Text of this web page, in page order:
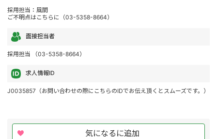
採用担当：風間
ご不明点はこちらに（03-5358-8664）
面接担当者
採用担当 （03-5358-8664）
求人情報ID
J0035857（お問い合わせの際にこちらのIDでお伝え頂くとスムーズです。）
気になるに追加